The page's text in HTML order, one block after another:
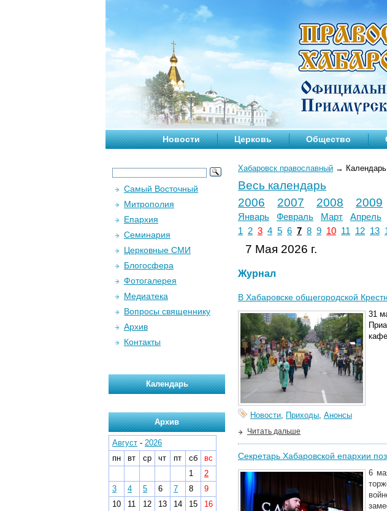
Новости Церковь Общество
Хабаровск православный → Календарь
Весь календарь
2006
2007 2008 2009
Январь Февраль Март Апрель
1
2 3 4 5 6 7 8 9 10 11 12 13
7 Мая 2026 г.
Журнал
В Хабаровске общегородской
31
Новости, Приходы, Анонсы
Читать дальше
Секретарь Хабаровской епархии
6
Самый Восточный
Митрополия
Епархия
Семинария
Церковные СМИ
Блогосфера
Фотогалерея
Медиатека
Вопросы священнику
Архив
Контакты
Календарь
Архив
Август - 2026
пн
вт ср чт пт сб
вс
1
2
3
4 5 6 7 8
9
10
11 12 13 14 15
16